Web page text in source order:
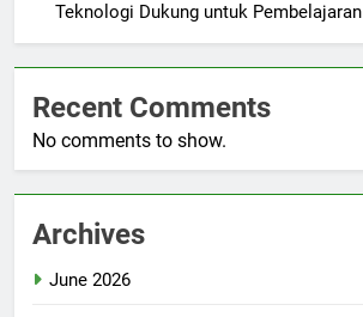
Teknologi Dukung untuk Pembelajaran
Recent Comments
No comments to show.
Archives
June 2026